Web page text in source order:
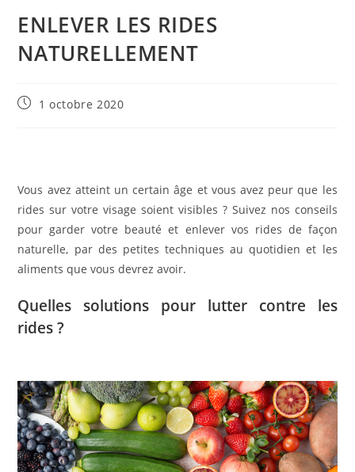
ENLEVER LES RIDES
NATURELLEMENT
Publication
1 octobre 2020
Vous avez atteint un certain âge et vous avez peur que les
rides sur votre visage soient visibles ? Suivez nos conseils
pour garder votre beauté et enlever vos rides de façon
naturelle, par des petites techniques au quotidien et les
aliments que vous devrez avoir.
Quelles solutions pour lutter contre les
rides ?